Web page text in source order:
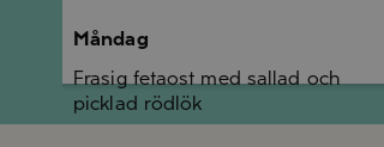
Måndag
Frasig fetaost med sallad och
picklad rödlök